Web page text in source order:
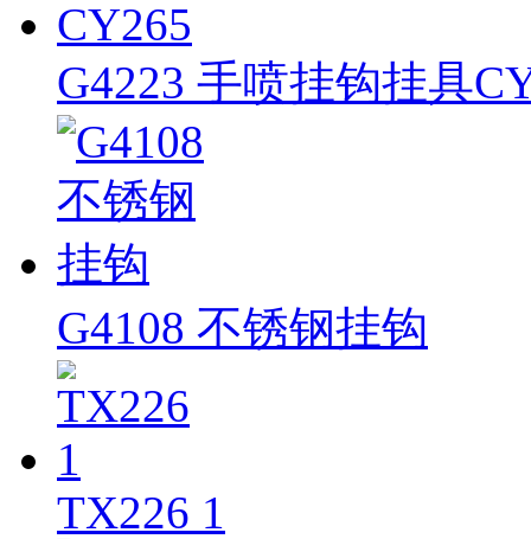
G4223 手喷挂钩挂具
G4108 不锈钢挂钩
TX226 1